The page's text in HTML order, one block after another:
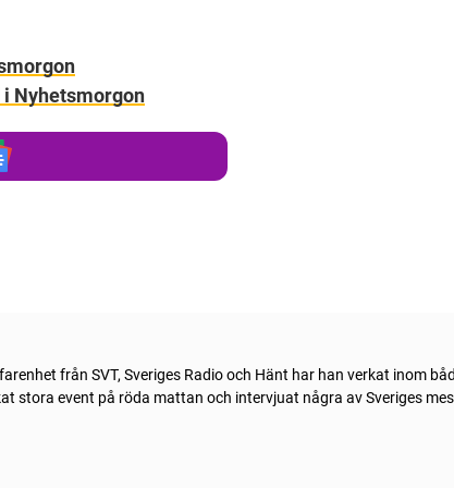
Nyhetsmorgon
från SVT, Sveriges Radio och Hänt har han verkat inom
stora event på röda mattan och intervjuat några av Sveriges